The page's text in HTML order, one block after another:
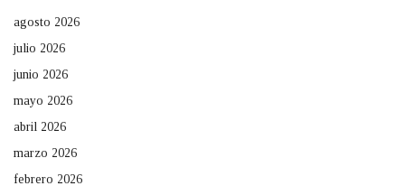
agosto 2026
julio 2026
junio 2026
mayo 2026
abril 2026
marzo 2026
febrero 2026